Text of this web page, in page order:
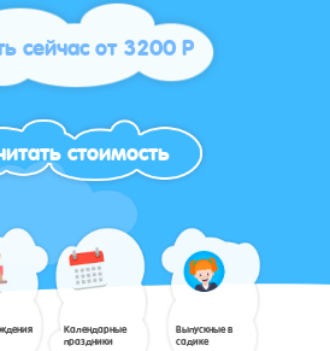
сейчас от 3200 Р
стоимость
Календарные
праздники
Выпускные в
садике